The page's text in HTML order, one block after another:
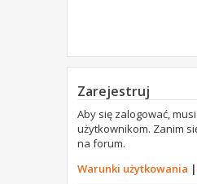
Zarejestruj
Aby się zalogować,
użytkownikom. Zanim
na forum.
Warunki użytkowania |